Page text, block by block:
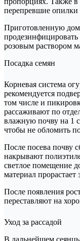
перепревшие
Приготовленную
розовым раствором
Посадка семян
Корневая система
рекомендуется
том числе и
рассаживают по
влажную почву на 1
чтобы не обломить
После посева почву
накрывают
светлое помещение
материал прорастает
После появления
переставляют на
Уход за рассадой
В дальнейшем